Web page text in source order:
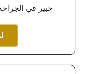
خبير في